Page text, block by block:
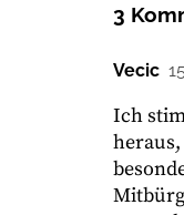
3
Vecic
Ich